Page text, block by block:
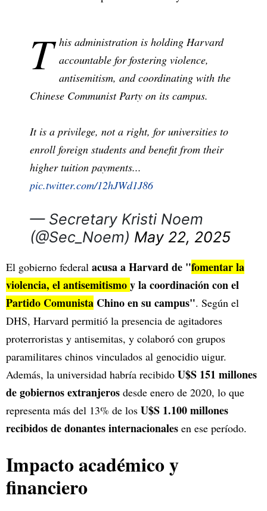
T his administration is holding Harvard
accountable for fostering violence,
antisemitism, and coordinating with the
Chinese Communist Party on its campus.
It is a privilege, not a right, for universities to
enroll foreign students and benefit from their
higher tuition payments...
pic.twitter.com/12hJWd1J86
— Secretary Kristi Noem
(@Sec_Noem) May 22, 2025
El gobierno federal acusa a Harvard de "fomentar la
violencia, el antisemitismoy la coordinación con el
Partido Comunista Chino en su campus". Según el
DHS, Harvard permitió la presencia de agitadores
proterroristas y antisemitas, y colaboró con grupos
paramilitares chinos vinculados al genocidio uigur.
Además, la universidad habría recibido U$S 151 millones
de gobiernos extranjeros desde enero de 2020, lo que
representa más del 13% de los U$S 1.100 millones
recibidos de donantes internacionales en ese período.
Impacto académico y
financiero